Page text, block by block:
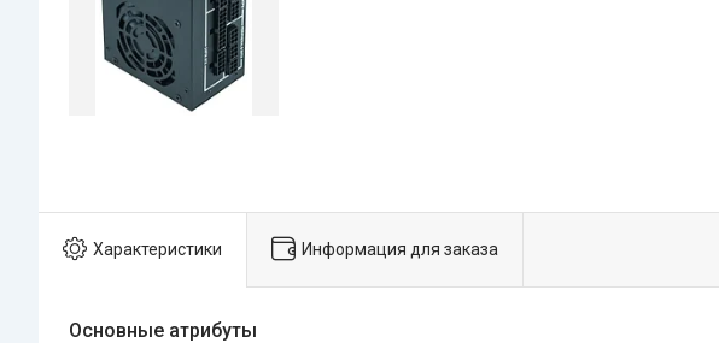
Характеристики Информация для заказа
Основные атрибуты